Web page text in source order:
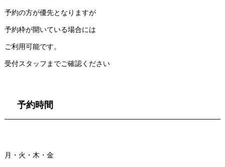
予約の方が優先となりますが
予約枠が開いている場合には
ご利用可能です。
受付スタッフまでご確認ください
予約時間
月・火・木・金